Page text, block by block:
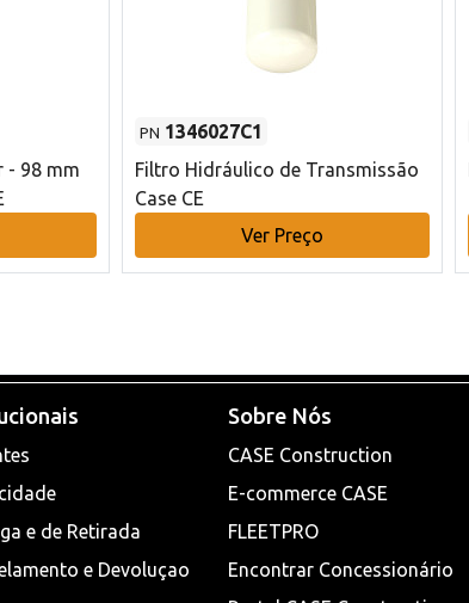
- 98 mm
PN 1346027C1
Filtro Hidráulico de Transmissão
Case CE
Ver Preço
e de Retirada
e Devoluçao
Sobre Nós
CASE Construction
E-commerce CASE
FLEETPRO
Encontrar Concessionário